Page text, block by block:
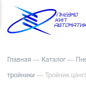
Главная — Каталог —
тройники — Тройник